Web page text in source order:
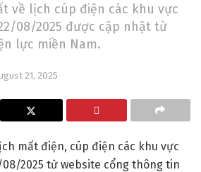
về lịch cúp điện các khu vực
08/2025 được cập nhật từ
lực miền Nam.
21, 2025
mất điện, cúp điện các khu vực
2025 từ website cổng thông tin